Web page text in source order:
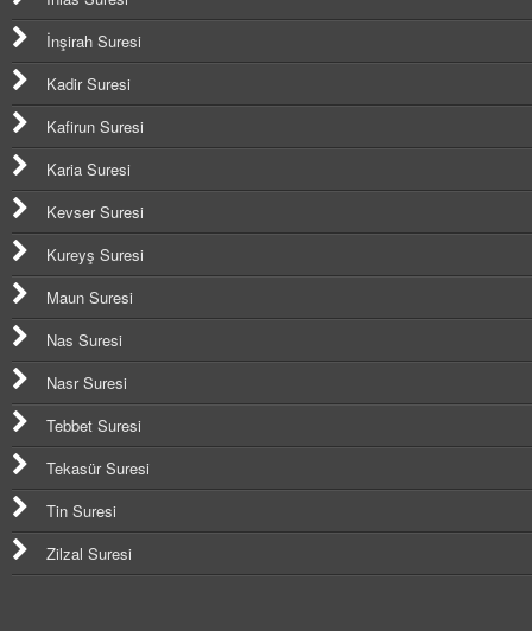
İnşirah Suresi
Kadir Suresi
Kafirun Suresi
Karia Suresi
Kevser Suresi
Kureyş Suresi
Maun Suresi
Nas Suresi
Nasr Suresi
Tebbet Suresi
Tekasür Suresi
Tin Suresi
Zilzal Suresi